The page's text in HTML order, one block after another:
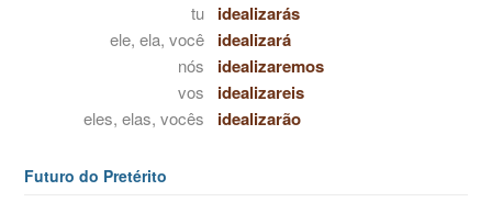
tu idealizarás
ele, ela, você idealizará
nós idealizaremos
vos idealizareis
eles, elas, vocês idealizarão
Futuro do Pretérito